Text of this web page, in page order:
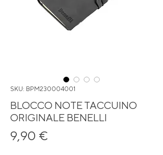
SKU: BPM230004001
BLOCCO NOTE TACCUINO
ORIGINALE BENELLI
9,90 €